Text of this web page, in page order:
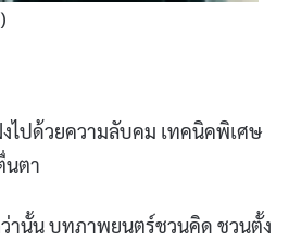
ไปด้วยความลับคม เทคนิคพิเศษ
นตา
านั้น บทภาพยนตร์ชวนคิด ชวนตั้ง